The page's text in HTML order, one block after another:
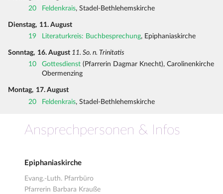
20
Feldenkrais, Stadel-Bethlehemskirche
Dienstag, 11. August
19
Literaturkreis: Buchbesprechung, Epiphaniaskirche
Sonntag, 16. August 11. So. n. Trinitatis
10
Gottesdienst (Pfarrerin Dagmar Knecht), Carolinenkirche
Obermenzing
Montag, 17. August
20
Feldenkrais, Stadel-Bethlehemskirche
Ansprechpersonen & Infos
Epiphaniaskirche
Evang.-Luth. Pfarrbüro
Pfarrerin Barbara Krauße